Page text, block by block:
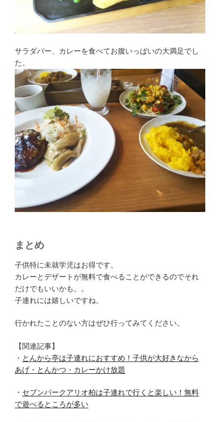
サラダバー、カレーを食べてお腹いっぱいの大満足でし
た。
まとめ
子供特に未就学児はお得です。
カレーとデザートが無料で食べることができるのでそれ
だけでもいいかも。。
子連れには嬉しいですね。
行かれたことのない方はぜひ行ってみてください。
【関連記事】
・ とんから亭は子連れにおすすめ！子供が大好きなから
あげ・とんかつ・カレーかけ放題
・ セブンパークアリオ柏は子連れで行くと楽しい！無料
で遊べるところが多い